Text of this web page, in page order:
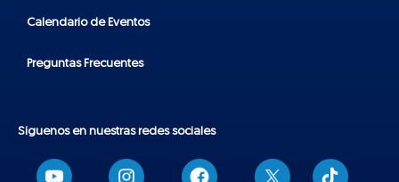
Calendario de Eventos
Preguntas Frecuentes
Síguenos en nuestras redes sociales
T